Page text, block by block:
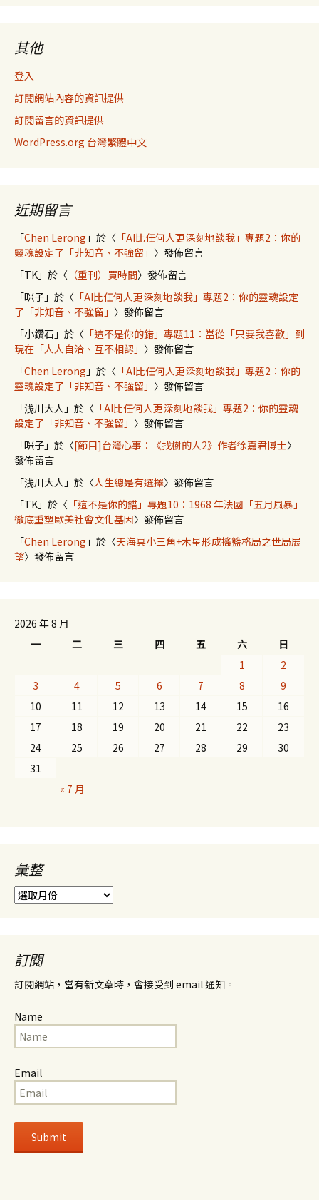
其他
登入
訂閱網站內容的資訊提供
訂閱留言的資訊提供
WordPress.org 台灣繁體中文
近期留言
「Chen Lerong 」於〈 「AI比任何人更深刻地談我」專題2：你的
靈魂設定了「非知音、不強留」 〉發佈留言
「TK」於〈 （重刊）買時間〉發佈留言
「咪子 」於〈 「AI比任何人更深刻地談我」專題2：你的靈魂設定
了「非知音、不強留」 〉發佈留言
「小鑽石 」於〈 「這不是你的錯」專題11：當從「只要我喜歡」到
現在「人人自洽、互不相認」 〉發佈留言
「Chen Lerong 」於〈 「AI比任何人更深刻地談我」專題2：你的
靈魂設定了「非知音、不強留」 〉發佈留言
「浅川大人 」於〈 「AI比任何人更深刻地談我」專題2：你的靈魂
設定了「非知音、不強留」 〉發佈留言
「咪子 」於〈[節目]台灣心事：《找樹的人2》作者徐嘉君博士〉
發佈留言
「浅川大人 」於〈人生總是有選擇〉發佈留言
「TK」於〈 「這不是你的錯」專題10：1968 年法國「五月風暴」
徹底重塑歐美社會文化基因〉發佈留言
「Chen Lerong 」於〈天海冥小三角+木星形成搖籃格局之世局展
望〉發佈留言
2026 年 8 月
一
二 三 四 五 六
日
1
2
3
4 5 6 7 8
9
10
11 12 13 14 15
16
17
18 19 20 21 22
23
24
25 26 27 28 29
30
31
« 7 月
彙整
彙
整
訂閱
訂閱網站，當有新文章時，會接受到 email 通知。
Name
Email